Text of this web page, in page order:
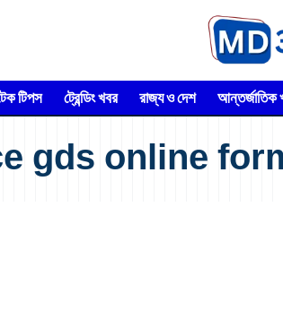
টিপস ট্রেন্ডিং খবর রাজ্য ও দেশ আন্তর্জাতিক
gds online